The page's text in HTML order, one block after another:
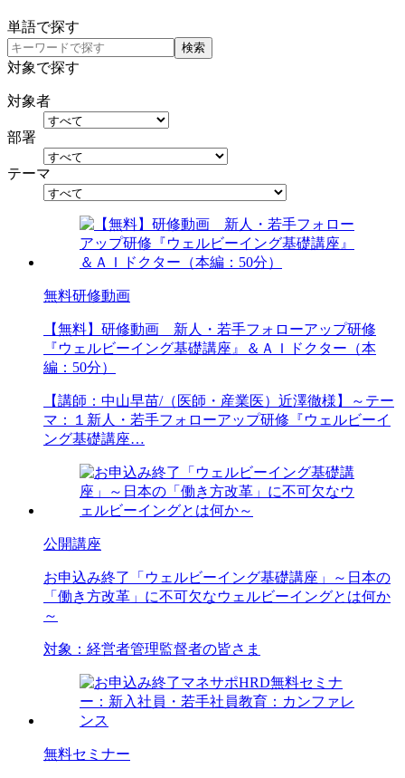
単語で探す
検索
対象で探す
対象者
部署
テーマ
無料研修動画
【無料】研修動画 新人・若手フォローアップ研修
『ウェルビーイング基礎講座』＆ＡＩドクター（本
編：50分）
【講師：中山早苗/（医師・産業医）近澤徹様】～テー
マ：１新人・若手フォローアップ研修『ウェルビーイ
ング基礎講座…
公開講座
お申込み終了
「ウェルビーイング基礎講座」～日本の
「働き方改革」に不可欠なウェルビーイングとは何か
～
対象： 経営者管理監督者の皆さま
無料セミナー